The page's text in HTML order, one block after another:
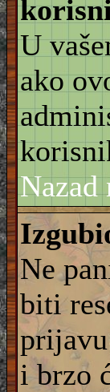
U
ako
Nazad
Ne
biti
i brzo